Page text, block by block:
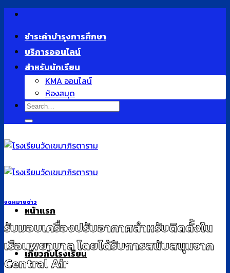
Skip
contentชำระค่าบำรุงการศึกษา
บริการออนไลน์
สำหรับนักเรียน
KMA ออนไลน์
ห้องสมุด
หน้าแรก
เกี่ยวกับโรงเรียน
จดหมายข่าว
รับมอบเครื่องปรับอากาศสำหรับติดตั้งใน
เรือนพยาบาล โดยได้รับการสนับสนุนจาก
Central Air